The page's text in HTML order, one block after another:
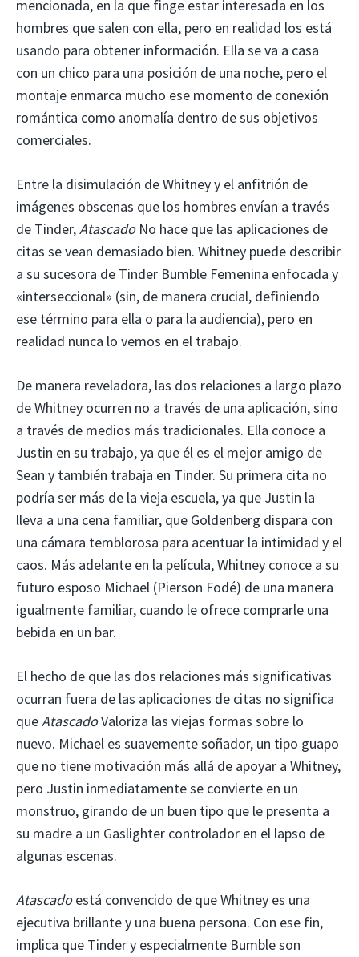
mencionada, en la que finge estar interesada en los
hombres que salen con ella, pero en realidad los está
usando para obtener información. Ella se va a casa
con un chico para una posición de una noche, pero el
montaje enmarca mucho ese momento de conexión
romántica como anomalía dentro de sus objetivos
comerciales.
Entre la disimulación de Whitney y el anfitrión de
imágenes obscenas que los hombres envían a través
de Tinder,AtascadoNo hace que las aplicaciones de
citas se vean demasiado bien. Whitney puede describir
a su sucesora de Tinder Bumble Femenina enfocada y
«interseccional» (sin, de manera crucial, definiendo
ese término para ella o para la audiencia), pero en
realidad nunca lo vemos en el trabajo.
De manera reveladora, las dos relaciones a largo plazo
de Whitney ocurren no a través de una aplicación, sino
a través de medios más tradicionales. Ella conoce a
Justin en su trabajo, ya que él es el mejor amigo de
Sean y también trabaja en Tinder. Su primera cita no
podría ser más de la vieja escuela, ya que Justin la
lleva a una cena familiar, que Goldenberg dispara con
una cámara temblorosa para acentuar la intimidad y el
caos. Más adelante en la película, Whitney conoce a su
futuro esposo Michael (Pierson Fodé) de una manera
igualmente familiar, cuando le ofrece comprarle una
bebida en un bar.
El hecho de que las dos relaciones más significativas
ocurran fuera de las aplicaciones de citas no significa
queAtascadoValoriza las viejas formas sobre lo
nuevo. Michael es suavemente soñador, un tipo guapo
que no tiene motivación más allá de apoyar a Whitney,
pero Justin inmediatamente se convierte en un
monstruo, girando de un buen tipo que le presenta a
su madre a un Gaslighter controlador en el lapso de
algunas escenas.
Atascadoestá convencido de que Whitney es una
ejecutiva brillante y una buena persona. Con ese fin,
implica que Tinder y especialmente Bumble son